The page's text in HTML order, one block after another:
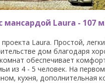
мансардой Laura - 107
Laura. Простой,
дом благодаря
обеспечивает
из 4 - 5 человек. На
кухня, дополнительная